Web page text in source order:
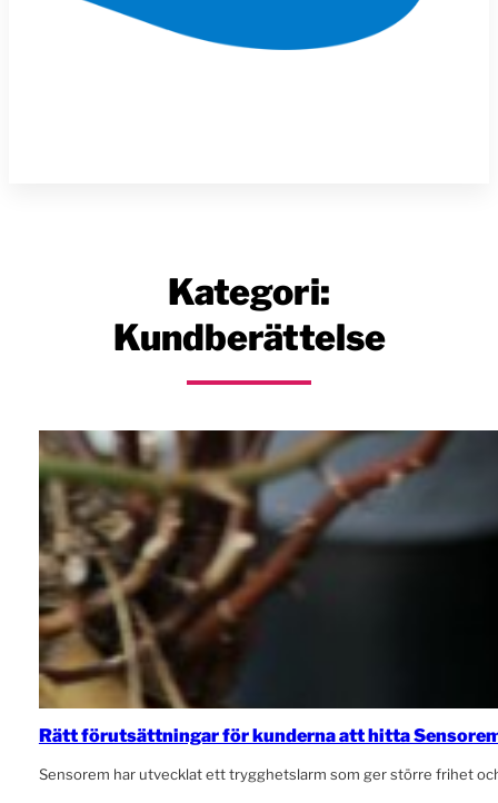
Kategori:
Kundberättelse
Rätt förutsättningar för kunderna att hitta
Sensorem har utvecklat ett trygghetslarm som ger större frihet